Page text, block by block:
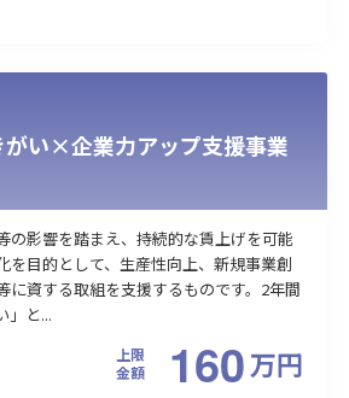
検索
がい×企業力アップ支援事業
の影響を踏まえ、持続的な賃上げを可能
を目的として、生産性向上、新規事業創
に資する取組を支援するものです。2年間
」と...
上限
金額
160万円